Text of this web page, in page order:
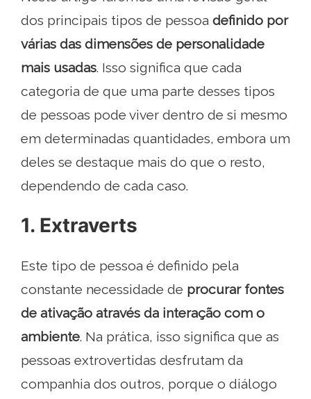
dos principais tipos de pessoa definido por
várias das dimensões de personalidade
mais usadas. Isso significa que cada
categoria de que uma parte desses tipos
de pessoas pode viver dentro de si mesmo
em determinadas quantidades, embora um
deles se destaque mais do que o resto,
dependendo de cada caso.
1. Extraverts
Este tipo de pessoa é definido pela
constante necessidade de procurar fontes
de ativação através da interação com o
ambiente. Na prática, isso significa que as
pessoas extrovertidas desfrutam da
companhia dos outros, porque o diálogo